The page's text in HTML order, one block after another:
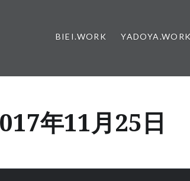
BIEI.WORK
年11月25日